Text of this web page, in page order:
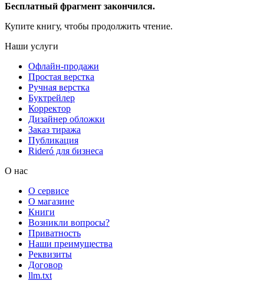
Бесплатный фрагмент закончился.
Купите книгу, чтобы продолжить чтение.
Наши услуги
Офлайн-продажи
Простая верстка
Ручная верстка
Буктрейлер
Корректор
Дизайнер обложки
Заказ тиража
Публикация
Rideró для бизнеса
О нас
О сервисе
О магазине
Книги
Возникли вопросы?
Приватность
Наши преимущества
Реквизиты
Договор
llm.txt